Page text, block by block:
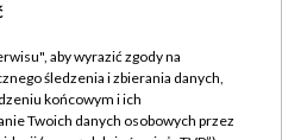
TVP
TVP
aby wyrazić zgody na
śledzenia i zbierania danych,
końcowym i ich
Twoich danych osobowych przez